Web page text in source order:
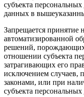
субъекта
данных в
Запрещается принятие
автоматизированной
решений, порождающих
отношении субъекта
затрагивающих его
исключением случаев,
законами, или при
субъекта